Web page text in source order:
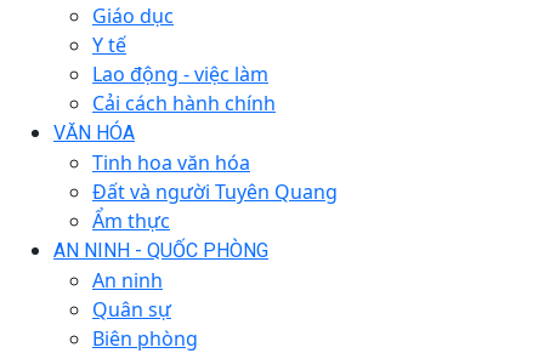
Giáo dục
Y tế
Lao động - việc làm
Cải cách hành chính
VĂN HÓA
Tinh hoa văn hóa
Đất và người Tuyên Quang
Ẩm thực
AN NINH - QUỐC PHÒNG
An ninh
Quân sự
Biên phòng